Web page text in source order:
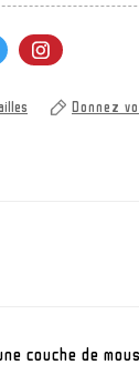
Donnez
couche de